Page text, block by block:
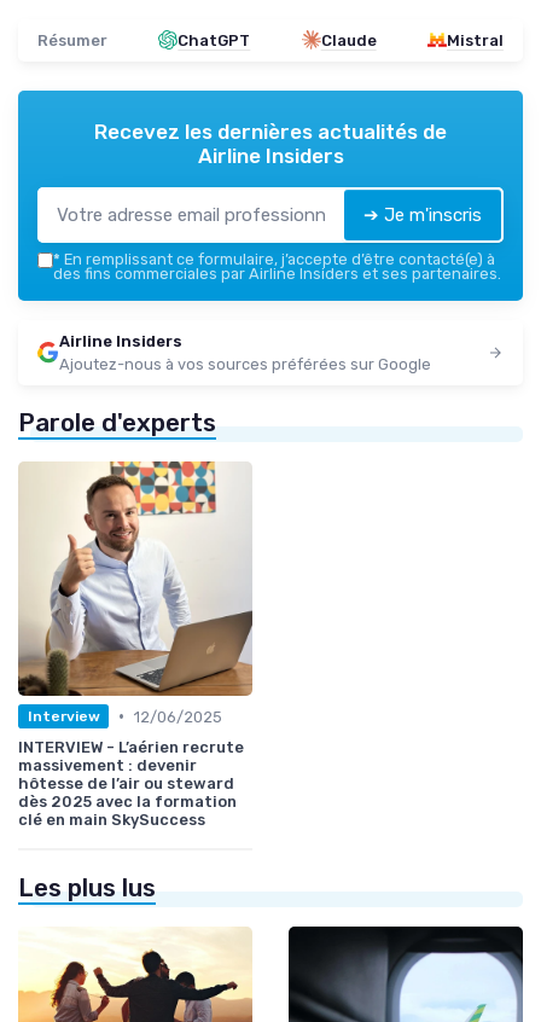
Résumer ChatGPT Claude Mistral
Recevez les dernières actualités de
Airline Insiders
➔ Je m'inscris
* En remplissant ce formulaire, j’accepte d’être contacté(e) à
des fins commerciales par Airline Insiders et ses partenaires.
Airline Insiders
Ajoutez-nous à vos sources préférées sur Google
Parole d'experts
Interview • 12/06/2025
INTERVIEW - L’aérien recrute
massivement : devenir
hôtesse de l’air ou steward
dès 2025 avec la formation
clé en main SkySuccess
Les plus lus